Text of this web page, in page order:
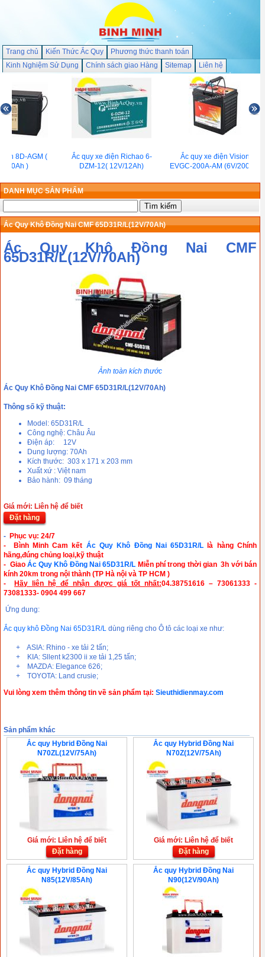
Trang chủ Kiến Thức Ắc Quy
Phương thức thanh toán
Kinh Nghiệm Sử Dụng
Chính sách giao Hàng Sitemap Liên hệ
8D-AGM (
)
Ắc quy xe điện Richao 6-
DZM-12( 12V/12Ah)
Ắc quy xe điện Vision
EVGC-200A-AM (6V/200Ah)
DANH MỤC SẢN PHẨM
Ác Quy Khô Đồng Nai CMF 65D31R/L(12V/70Ah)
Ác Quy Khô Đồng Nai CMF
65D31R/L(12V/70Ah)
Ảnh toàn kích thước
Ác Quy Khô Đồng Nai CMF 65D31R/L(12V/70Ah)
Thông số kỹ thuật:
Model: 65D31R/L
Công nghệ: Châu Âu
Điện áp: 12V
Dung lượng: 70Ah
Kích thước: 303 x 171 x 203 mm
Xuất xứ : Việt nam
Bảo hành: 09 tháng
Giá mới: Liên hệ để biết
Đặt hàng
- Phục vụ: 24/7
- Bình Minh Cam kết Ác Quy Khô Đồng Nai 65D31R/L
là hàng Chính
hãng,đúng chủng loại,kỹ thuật
- Giao Ác Quy Khô Đồng Nai 65D31R/L Miễn phí trong thời gian 3h với bán
kính 20km trong nội thành (TP Hà nội và TP HCM )
-
Hãy liên hệ để nhận được giá tốt nhất:04.38751616 – 73061333 -
73081333- 0904 499 667
Ứng dung:
Ắc quy khô Đồng Nai 65D31R/L dùng riêng cho Ô tô các loại xe như:
+ ASIA: Rhino - xe tải 2 tấn;
+ KIA: Sllent k2300 ii xe tải 1,25 tấn;
+ MAZDA: Elegance 626;
+ TOYOTA: Land crusie;
Vui lòng xem thêm thông tin về sản phẩm tại: Sieuthidienmay.com
Sản phẩm khác
Ắc quy Hybrid Đồng Nai
N70ZL(12V/75Ah)
Giá mới: Liên hệ để biết
Đặt hàng
Ắc quy Hybrid Đồng Nai
N70Z(12V/75Ah)
Giá mới: Liên hệ để biết
Đặt hàng
Ắc quy Hybrid Đồng Nai
N85(12V/85Ah)
Ắc quy Hybrid Đồng Nai
N90(12V/90Ah)